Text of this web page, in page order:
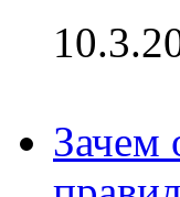
Зачем